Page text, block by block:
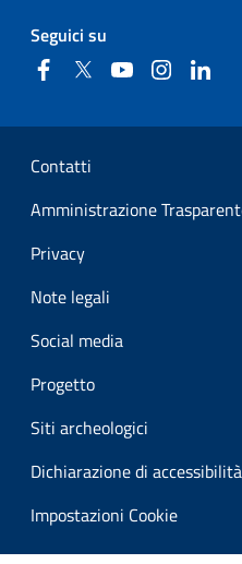
Seguici su
FacebookTwitter YouTubeInstagram
Sezione Link Utili
Contatti
Amministrazione
Privacy
Note legali
Social media
Progetto
Siti archeologici
Dichiarazione di accessibilità
Impostazioni Cookie